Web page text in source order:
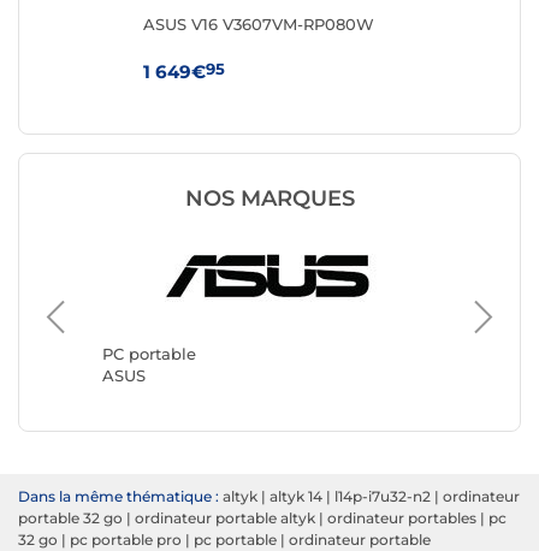
ASUS V16 V3607VM-RP080W
1 649€95
NOS MARQUES
PC portable
ASUS
PC
Lenovo
Dans la même thématique : altyk | altyk 14 | l14p-i7u32-n2 | ordinateur
portable 32 go | ordinateur portable altyk | ordinateur portables | pc
32 go | pc portable pro | pc portable | ordinateur portable